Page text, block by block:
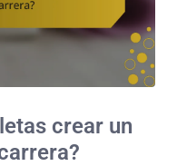
crear un